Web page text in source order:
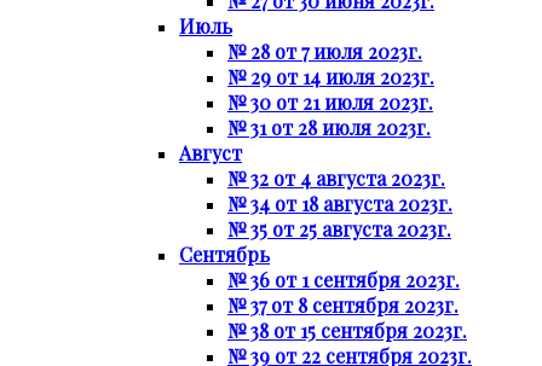
Июль
№ 28 от 7 июля 2023г.
№ 29 от 14 июля 2023г.
№ 30 от 21 июля 2023г.
№ 31 от 28 июля 2023г.
Август
№ 32 от 4 августа 2023г.
№ 34 от 18 августа 2023г.
№ 35 от 25 августа 2023г.
Сентябрь
№ 36 от 1 сентября 2023г.
№ 37 от 8 сентября 2023г.
№ 38 от 15 сентября 2023г.
№ 39 от 22 сентября 2023г.